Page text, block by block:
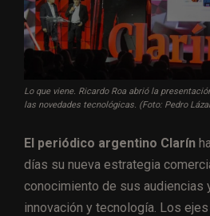
Lo que viene. Ricardo Roa abrió la
las novedades tecnológicas. (Foto: Pedro
El periódico argentino Clarín
días su nueva estrategia
conocimiento de sus audiencias
innovación y tecnología. Los